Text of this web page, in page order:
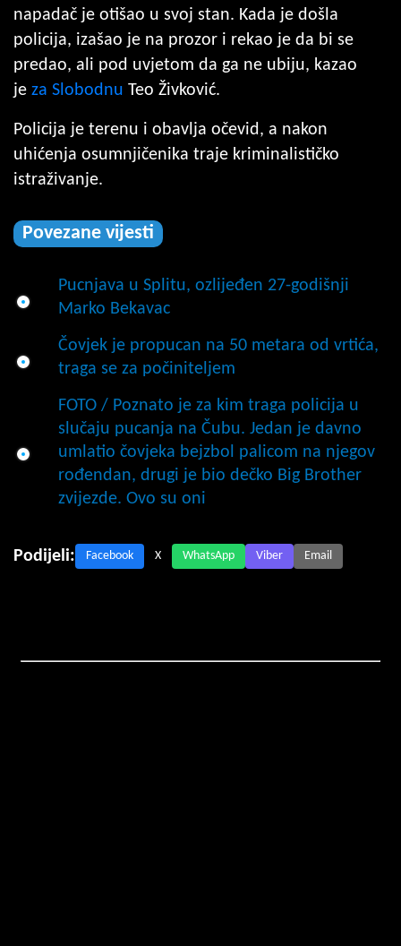
napadač je otišao u svoj stan. Kada je došla
policija, izašao je na prozor i rekao je da bi se
predao, ali pod uvjetom da ga ne ubiju, kazao
je za Slobodnu Teo Živković.
Policija je terenu i obavlja očevid, a nakon
uhićenja osumnjičenika traje kriminalističko
istraživanje.
Povezane vijesti
Pucnjava u Splitu, ozlijeđen 27-godišnji
Marko Bekavac
Čovjek je propucan na 50 metara od vrtića,
traga se za počiniteljem
FOTO / Poznato je za kim traga policija u
slučaju pucanja na Čubu. Jedan je davno
umlatio čovjeka bejzbol palicom na njegov
rođendan, drugi je bio dečko Big Brother
zvijezde. Ovo su oni
Podijeli: Facebook X WhatsApp Viber Email